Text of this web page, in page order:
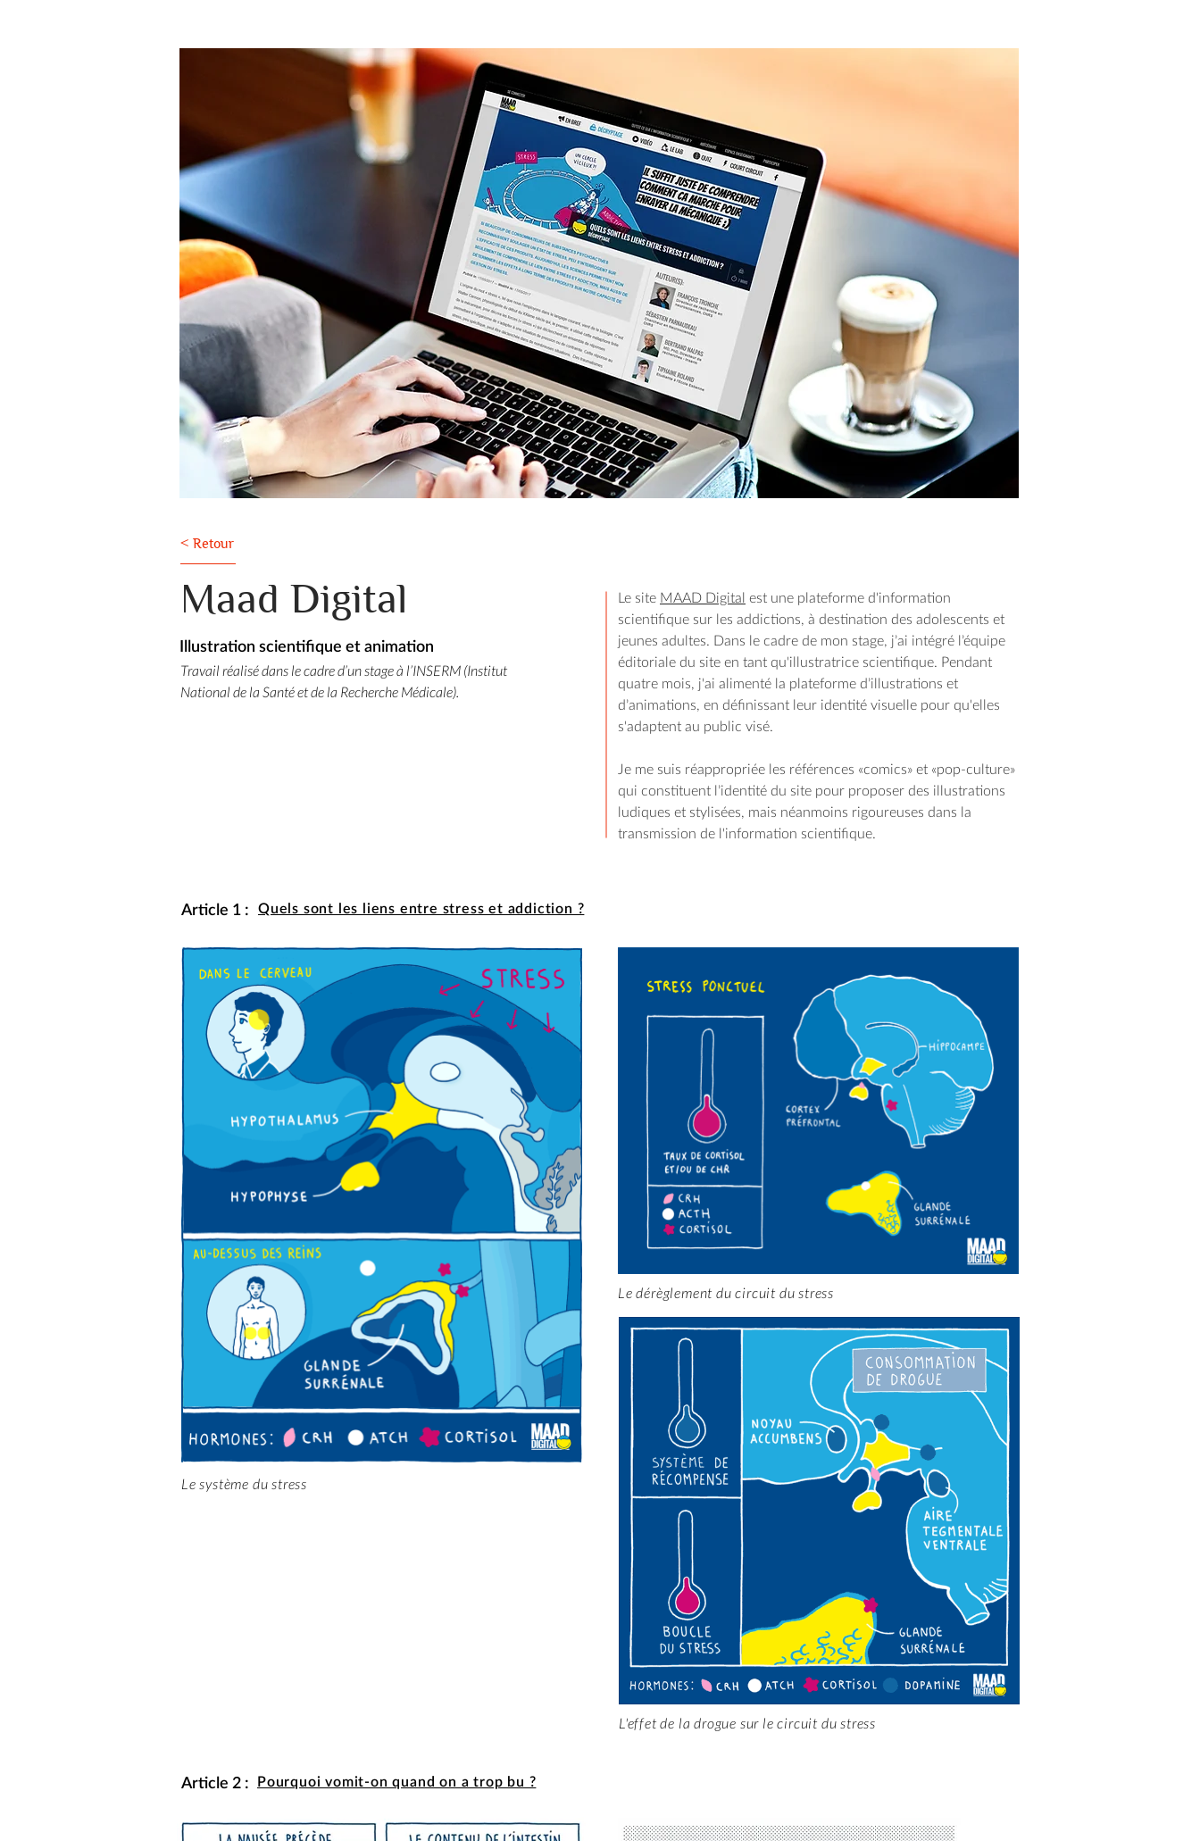
< Retour
Maad Digital
Illustration scientifique et animation
Travail réalisé dans le cadre d’un stage à l’INSERM (Institut
National de la Santé et de la Recherche Médicale).
Le site MAAD Digital est une plateforme d'information
scientifique sur les addictions, à destination des adolescents et
jeunes adultes. Dans le cadre de mon stage, j’ai intégré l’équipe
éditoriale du site en tant qu'illustratrice scientifique. Pendant
quatre mois, j'ai alimenté la plateforme d’illustrations et
d’animations, en définissant leur identité visuelle pour qu'elles
s'adaptent au public visé.
Je me suis réappropriée les références «comics» et «pop-culture»
qui constituent l’identité du site pour proposer des illustrations
ludiques et stylisées, mais néanmoins rigoureuses dans la
transmission de l'information scientifique.
Article 1 : Quels sont les liens entre stress et addiction ?
Le système du stress
Le dérèglement du circuit du stress
L'effet de la drogue sur le circuit du stress
Article 2 : Pourquoi vomit-on quand on a trop bu ?